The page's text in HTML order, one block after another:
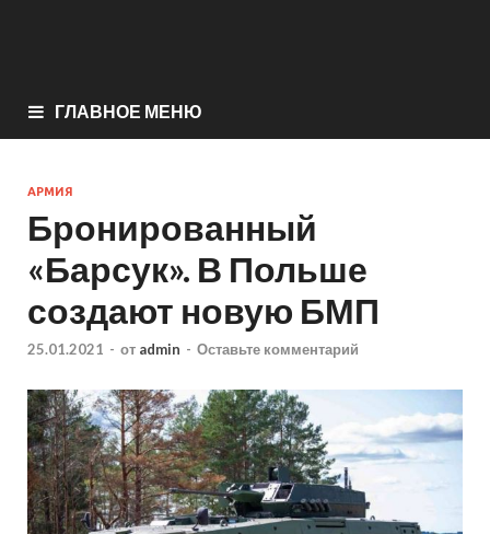
ГЛАВНОЕ МЕНЮ
АРМИЯ
Бронированный
«Барсук». В Польше
создают новую БМП
25.01.2021 - от admin - Оставьте комментарий